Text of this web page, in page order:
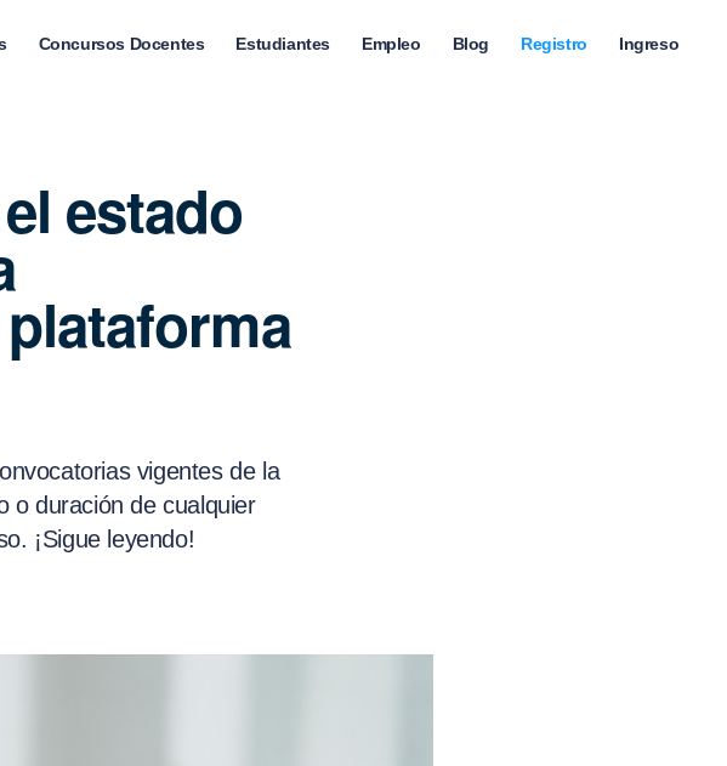
Concursos Docentes Estudiantes Empleo Blog Registro Ingreso
estado
vigentes de la
o duración de cualquier
¡Sigue leyendo!